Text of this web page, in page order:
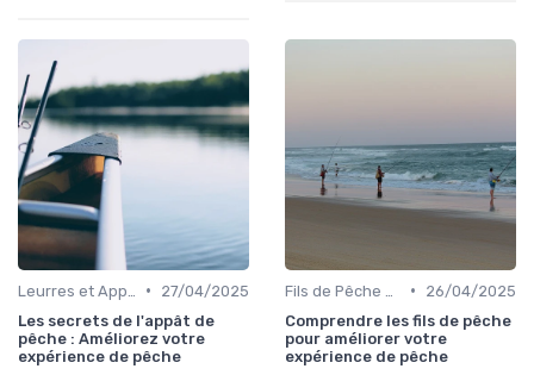
•
27/04/2025
Les secrets de l'appât de
pêche : Améliorez votre
expérience de pêche
•
26/04/2025
Comprendre les fils de pêche
pour améliorer votre
expérience de pêche